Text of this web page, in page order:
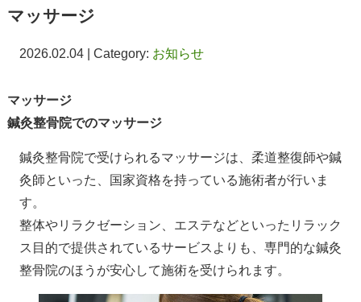
マッサージ
2026.02.04 | Category: お知らせ
マッサージ
鍼灸整骨院でのマッサージ
鍼灸整骨院で受けられるマッサージは、柔道整復師や鍼
灸師といった、国家資格を持っている施術者が行いま
す。
整体やリラクゼーション、エステなどといったリラック
ス目的で提供されているサービスよりも、専門的な鍼灸
整骨院のほうが安心して施術を受けられます。